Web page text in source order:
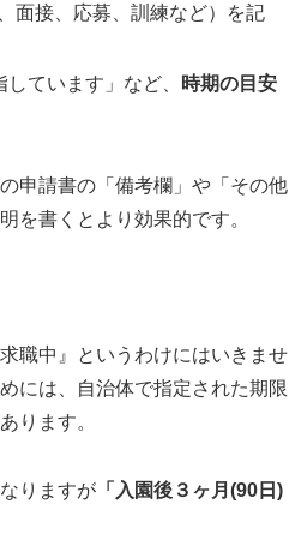
面接、応募、訓練など）を記
しています」など、
時期の目安
申請書の「備考欄」や「その他
を書くとより効果的です。
職中』というわけにはいきませ
には、自治体で指定された期限
ります。
りますが 「入園後３ヶ月 (90 日)